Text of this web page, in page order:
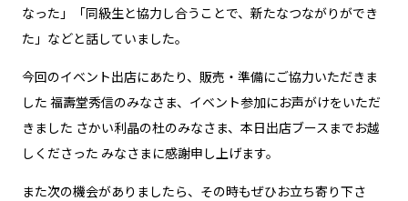
なった」「同級生と協力し合うことで、新たなつながりができ
た」などと話していました。
今回のイベント出店にあたり、販売・準備にご協力いただきま
した 福壽堂秀信のみなさま、イベント参加にお声がけをいただ
きました さかい利晶の杜のみなさま、本日出店ブースまでお越
しくださった みなさまに感謝申し上げます。
また次の機会がありましたら、その時もぜひお立ち寄り下さ